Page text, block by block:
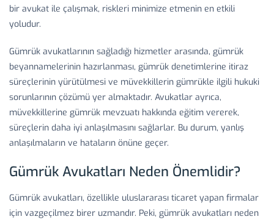
bir avukat ile çalışmak, riskleri minimize etmenin en etkili
yoludur.
Gümrük avukatlarının sağladığı hizmetler arasında, gümrük
beyannamelerinin hazırlanması, gümrük denetimlerine itiraz
süreçlerinin yürütülmesi ve müvekkillerin gümrükle ilgili hukuki
sorunlarının çözümü yer almaktadır. Avukatlar ayrıca,
müvekkillerine gümrük mevzuatı hakkında eğitim vererek,
süreçlerin daha iyi anlaşılmasını sağlarlar. Bu durum, yanlış
anlaşılmaların ve hataların önüne geçer.
Gümrük Avukatları Neden Önemlidir?
Gümrük avukatları, özellikle uluslararası ticaret yapan firmalar
için vazgeçilmez birer uzmandır. Peki, gümrük avukatları neden